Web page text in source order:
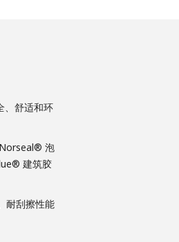
、舒适和环
泡
建筑胶
耐刮擦性能